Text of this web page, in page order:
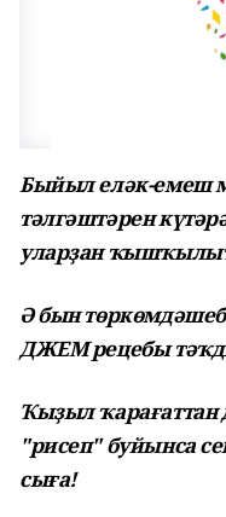
Быйыл еләк-емеш
тәлгәштәрен
уларҙан
Ә бын
ДЖЕМ рецебы
Ҡыҙыл
"рисеп" буйынса
сыға!